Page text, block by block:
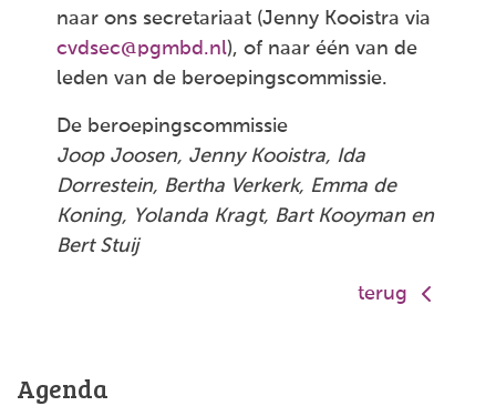
naar ons secretariaat (Jenny Kooistra via
cvdsec@pgmbd.nl), of naar één van de
leden van de beroepingscommissie.
De beroepingscommissie
Joop Joosen, Jenny Kooistra, Ida
Dorrestein, Bertha Verkerk, Emma de
Koning, Yolanda Kragt, Bart Kooyman en
Bert Stuij
terug
Agenda